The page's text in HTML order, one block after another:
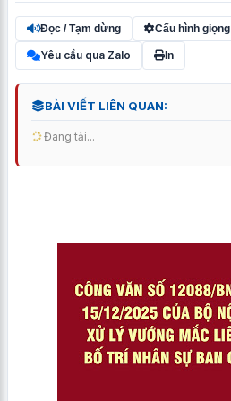
Đọc / Tạm dừng Cấu hình giọng
Yêu cầu qua Zalo In
BÀI VIẾT LIÊN QUAN:
Đang tải...